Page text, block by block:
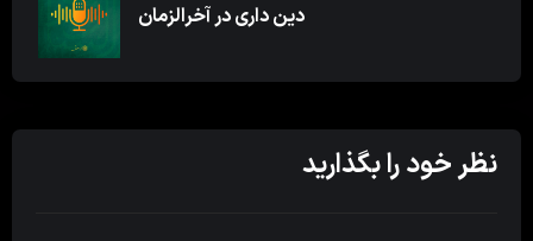
دین داری در آخرالزمان
نظر خود را بگذارید